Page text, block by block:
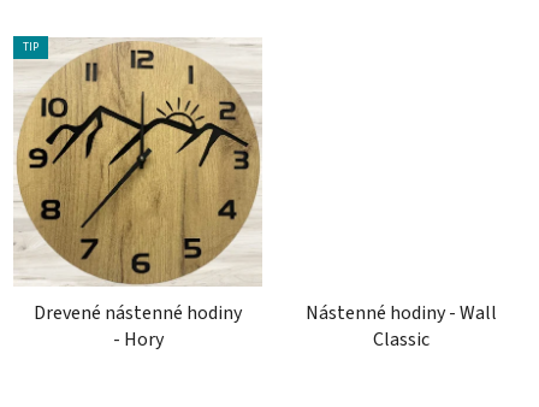
TIP
Drevené nástenné hodiny
- Hory
Nástenné hodiny - Wall
Classic